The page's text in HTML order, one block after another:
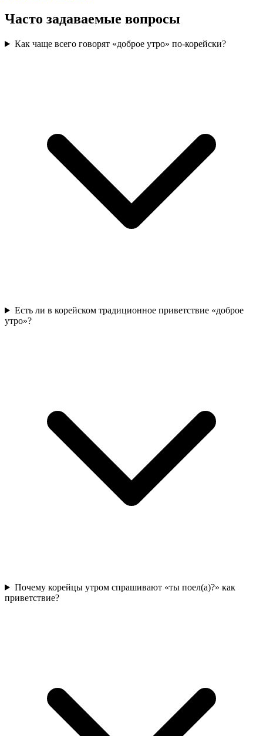
Часто задаваемые вопросы
Как чаще всего говорят «доброе утро» по-корейски?
Есть ли в корейском традиционное приветствие «доброе
утро»?
Почему корейцы утром спрашивают «ты поел(а)?» как
приветствие?